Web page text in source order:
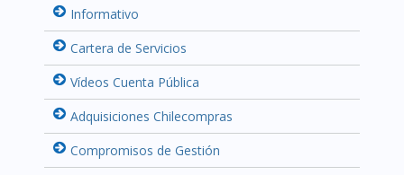
Informativo
Cartera de Servicios
Vídeos Cuenta Pública
Adquisiciones Chilecompras
Compromisos de Gestión